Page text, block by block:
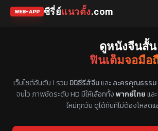
WEB-APP ซีรี่ย์แนวตั้ง.com
ดูหนังจีนสั้น
ฟินเต็มจอมือ
เว็บไซต์อันดับ 1 รวม มินิซีรีส์จีนและ ละครคุณธรรม
จบไว ภาพชัดระดับ HD มีให้เลือกทั้งพากย์ไทยและ
ใหม่ทุกวัน ดูได้ทันทีไม่ต้องโหลดแ